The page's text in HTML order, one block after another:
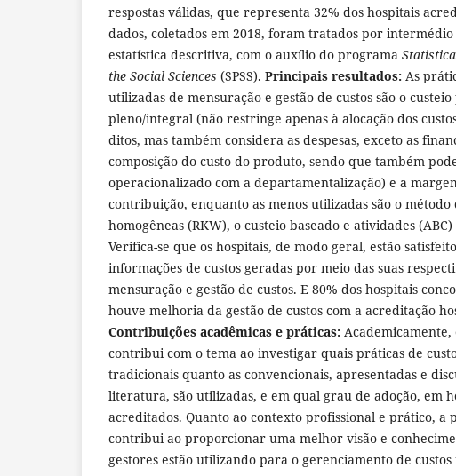
respostas válidas, que representa 32% dos hospitais
dados, coletados em 2018, foram tratados por
estatística descritiva, com o auxílio do programa
the Social Sciences (SPSS). Principais resultados: As
utilizadas de mensuração e gestão de custos são o
pleno/integral (não restringe apenas à alocação dos
ditos, mas também considera as despesas, exceto as
composição do custo do produto, sendo que também
operacionalizado com a departamentalização) e a
contribuição, enquanto as menos utilizadas são o método
homogêneas (RKW), o custeio baseado e atividades
Verifica-se que os hospitais, de modo geral, estão
informações de custos geradas por meio das suas
mensuração e gestão de custos. E 80% dos hospitais
houve melhoria da gestão de custos com a acreditação
Contribuições acadêmicas e práticas:
contribui com o tema ao investigar quais práticas de
tradicionais quanto as convencionais, apresentadas e
literatura, são utilizadas, e em qual grau de adoção, em
acreditados. Quanto ao contexto profissional e prático, a
contribui ao proporcionar uma melhor visão e
gestores estão utilizando para o gerenciamento de custos